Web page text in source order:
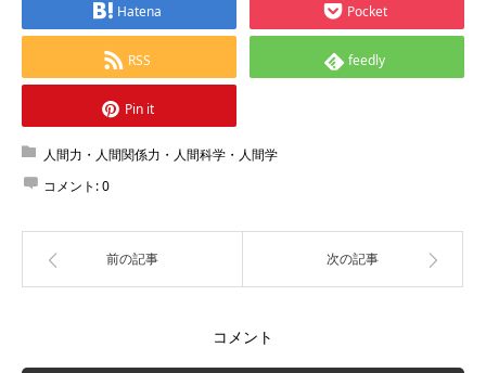
Hatena Pocket
RSS feedly
Pin it
人間力・人間関係力・人間科学・人間学
コメント:0
前の記事 次の記事
コメント